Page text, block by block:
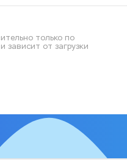
только по
зависит от загрузки